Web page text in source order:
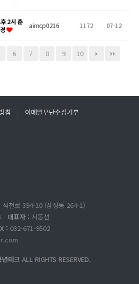
2시 춘
aimcp0216 1172 07-12
6 7 8 9 10
침 이메일무단수집거부
천로 394-10 (삼정동 264-1)
대표자 : 서동선
: 032-671-9502
테크 ALL RIGHTS RESERVED.